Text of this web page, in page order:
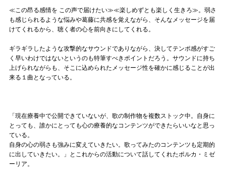
≪この昂る感情を この声で届けたい≫≪楽しめずとも楽しく生きろ≫。弱さ
も感じられるような悩みや葛藤に共感を覚えながら、そんなメッセージを届
けてくれるから、聴く者の心を前向きにしてくれる。
ギラギラしたような攻撃的なサウンドでありながら、決してテンポ感がすご
く早いわけではないというのも特筆すべきポイントだろう。サウンドに持ち
上げられながらも、そこに込められたメッセージ性を確かに感じることが出
来る１曲となっている。
「現在療養中で公開できていないが、歌の制作物を複数ストック中。自身に
とっても、誰かにとっても心の療養的なコンテンツができたらいいなと思っ
ている。
自身の心の弱さも強みに変えていきたい。歌ってみたのコンテンツも定期的
に出していきたい。」とこれからの活動について話してくれたポルカ・ミゼ
ーリア。